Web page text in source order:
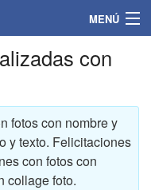
MENÚ
con
fotos con nombre y
y texto. Felicitaciones
con fotos con
collage foto.